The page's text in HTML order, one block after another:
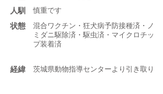
人馴 慎重です
状態
混合ワクチン・狂犬病予防接種済・ノ
ミダニ駆除済・駆虫済・マイクロチッ
プ装着済
​経緯 茨城県動物指導センターより引き取り